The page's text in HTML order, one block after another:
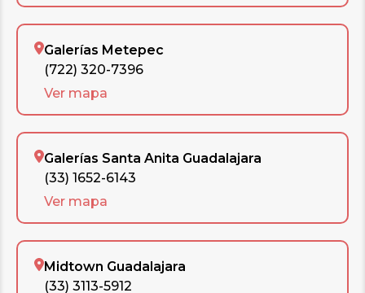
Galerías Metepec
(722) 320-7396
Ver mapa
Galerías Santa Anita Guadalajara
(33) 1652-6143
Ver mapa
Midtown Guadalajara
(33) 3113-5912